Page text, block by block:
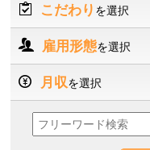
こだわり を選択
雇用形態を選択
月収を選択